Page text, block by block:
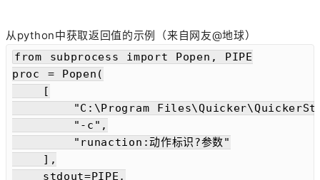
从python中获取返回值的示例（来自网友@地球）
from subprocess import Popen, PIPE
proc = Popen(
    [
"C:\Program
        "-c",
        "runaction:动作标识?参数"
    ],
    stdout=PIPE,